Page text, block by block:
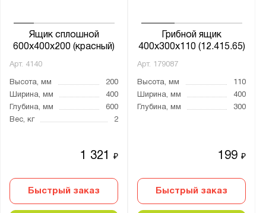
Ящик сплошной
600x400x200 (красный)
Арт. 4140
Высота, мм
200
Ширина, мм
400
Глубина, мм
600
Вес, кг
2
1 321₽
Быстрый заказ
Грибной ящик
400х300х110 (12.415.65)
Арт. 179087
Высота, мм
110
Ширина, мм
400
Глубина, мм
300
199₽
Быстрый заказ